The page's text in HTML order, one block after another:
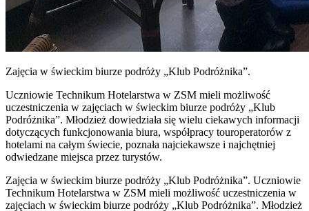
Zajęcia w świeckim biurze podróży „Klub Podróżnika”.
Uczniowie Technikum Hotelarstwa w ZSM mieli możliwość
uczestniczenia w zajęciach w świeckim biurze podróży „Klub
Podróżnika”. Młodzież dowiedziała się wielu ciekawych informacji
dotyczących funkcjonowania biura, współpracy touroperatorów z
hotelami na całym świecie, poznała najciekawsze i najchętniej
odwiedzane miejsca przez turystów.
Zajęcia w świeckim biurze podróży „Klub Podróżnika”. Uczniowie
Technikum Hotelarstwa w ZSM mieli możliwość uczestniczenia w
zajęciach w świeckim biurze podróży „Klub Podróżnika”. Młodzież